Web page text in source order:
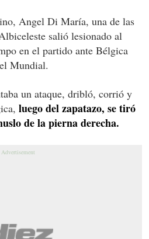
Angel Di María, una de las
salió lesionado al
en el partido ante Bélgica
Mundial.
un ataque, dribló, corrió y
luego del zapatazo, se tiró
de la pierna derecha.